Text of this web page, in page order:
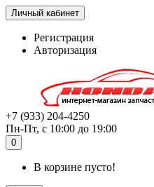
Личный кабинет
Регистрация
Авторизация
+7 (933) 204-4250
Пн-Пт, с 10:00 до 19:00
0
В корзине пусто!